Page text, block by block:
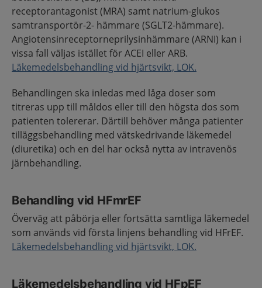
receptorantagonist (MRA) samt natrium-glukos
samtransportör-2- hämmare (SGLT2-hämmare).
Angiotensinreceptorneprilysinhämmare (ARNI) kan i
vissa fall väljas istället för ACEI eller ARB.
Läkemedelsbehandling vid hjärtsvikt, LOK.
Behandlingen ska inledas med låga doser som
titreras upp till måldos eller till den högsta dos som
patienten tolererar. Därtill behöver många patienter
tilläggsbehandling med vätskedrivande läkemedel
(diuretika) och en del har också nytta av intravenös
järnbehandling.
Behandling vid HFmrEF
Överväg att påbörja eller fortsätta samtliga läkemedel
som används vid första linjens behandling vid HFrEF.
Läkemedelsbehandling vid hjärtsvikt, LOK.
Läkemedelsbehandling vid HFpEF